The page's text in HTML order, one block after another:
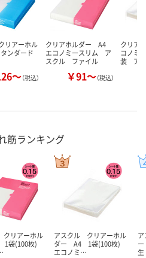
リアーホル
ンダード
～（税込）
クリアホルダー A4
エコノミースリム ア
スクル ファイル
￥91～（税込）
クリア
コノミ
装 ア
筋ランキング
リアーホル
袋(100枚)
アスクル クリアーホル
ダー A4 1袋(100枚)
エコノミ…